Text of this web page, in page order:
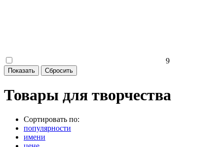
9
Товары для творчества
Сортировать по:
популярности
имени